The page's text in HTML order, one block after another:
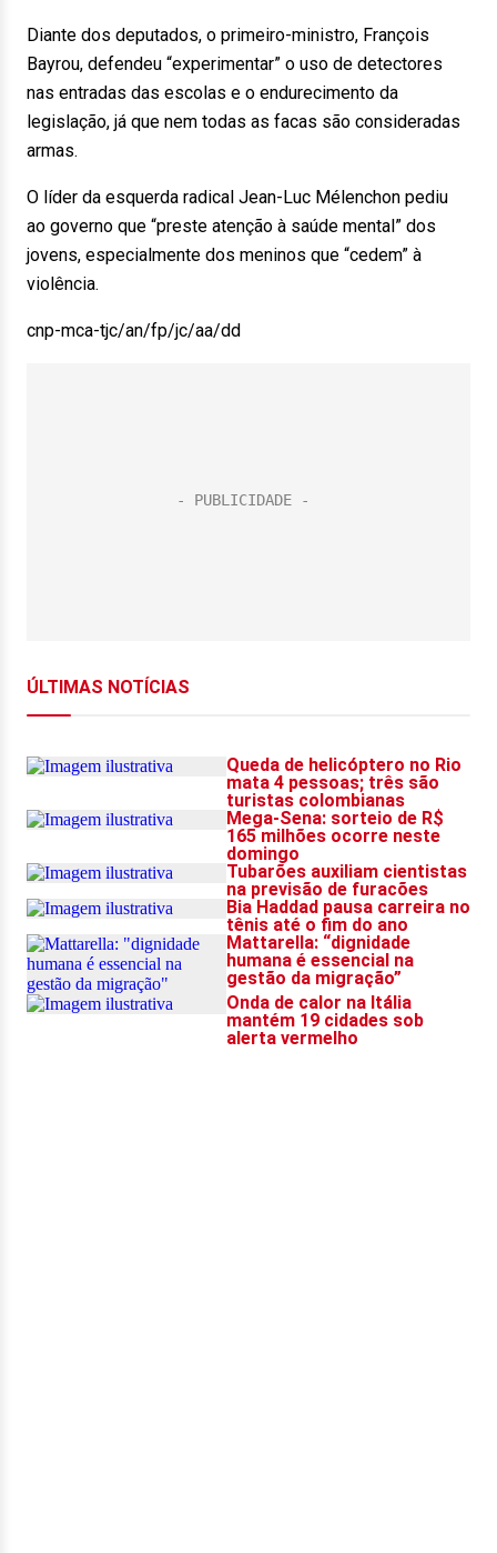
Diante dos deputados, o primeiro-ministro, François
Bayrou, defendeu “experimentar” o uso de detectores
nas entradas das escolas e o endurecimento da
legislação, já que nem todas as facas são consideradas
armas.
O líder da esquerda radical Jean-Luc Mélenchon pediu
ao governo que “preste atenção à saúde mental” dos
jovens, especialmente dos meninos que “cedem” à
violência.
cnp-mca-tjc/an/fp/jc/aa/dd